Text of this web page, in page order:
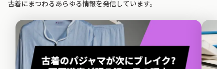
古着にまつわるあらゆる情報を発信しています。